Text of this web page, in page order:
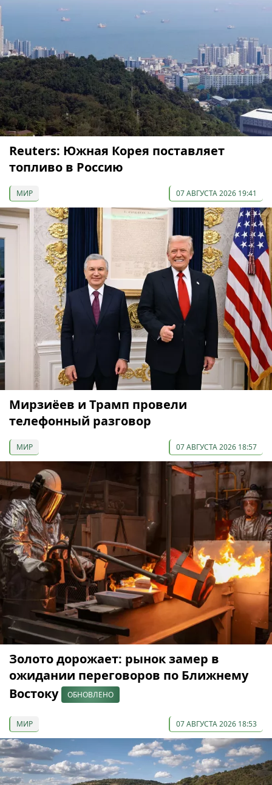
Reuters: Южная Корея поставляет
топливо в Россию
МИР 07 АВГУСТА 2026 19:41
Мирзиёев и Трамп провели
телефонный разговор
МИР 07 АВГУСТА 2026 18:57
Золото дорожает: рынок замер в
ожидании переговоров по Ближнему
Востоку
ОБНОВЛЕНО
МИР 07 АВГУСТА 2026 18:53